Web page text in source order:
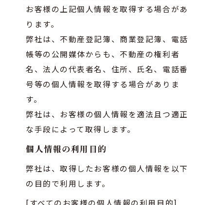
お客様の上記個人情報を取得する場合があ
ります。
弊社は、不動産登記簿、商業登記簿、電話
帳等の公開媒体からも、不動産の権利者
名、法人の代表者名、住所、氏名、電話番
号等の個人情報を取得する場合がありま
す。
弊社は、お客様の個人情報を適法且つ適正
な手段によって取得します。
個人情報の利用目的
弊社は、取得したお客様の個人情報を以下
の目的で利用します。
[すべてのお客様の個人情報の利用目的]